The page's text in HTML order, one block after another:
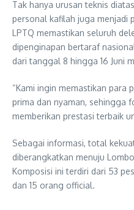
Tak hanya urusan teknis
personal kafilah juga menjadi
LPTQ memastikan seluruh
dipenginapan bertaraf
dari tanggal 8 hingga 16 Juni
“Kami ingin memastikan para
prima dan nyaman, sehingga
memberikan prestasi terbaik
Sebagai informasi, total
diberangkatkan menuju
Komposisi ini terdiri dari 53
dan 15 orang official.